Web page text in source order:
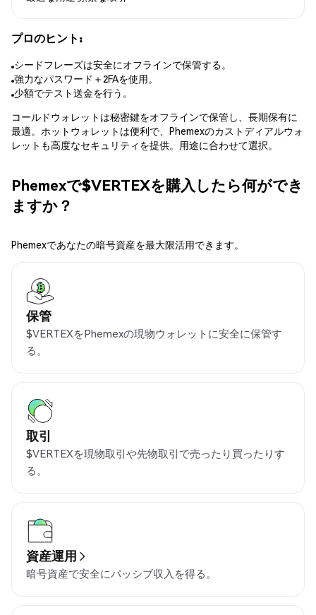
プロのヒント:
シードフレーズは安全にオフラインで保管する。
強力なパスワード＋2FAを使用。
少額でテスト送金を行う。
コールドウォレットは秘密鍵をオフラインで保管し、長期保有に
最適。ホットウォレットは便利で、Phemexのカストディアルウォ
レットも高度なセキュリティを提供。用途に合わせて選択。
Phemexで$VERTEXを購入したら何ができ
ますか？
Phemexであなたの暗号資産を最大限活用できます。
保管
$VERTEXをPhemexの現物ウォレットに安全に保管す
る。
取引
$VERTEXを現物取引や先物取引で売ったり買ったりす
る。
資産運用
暗号資産で安全にパッシブ収入を得る。